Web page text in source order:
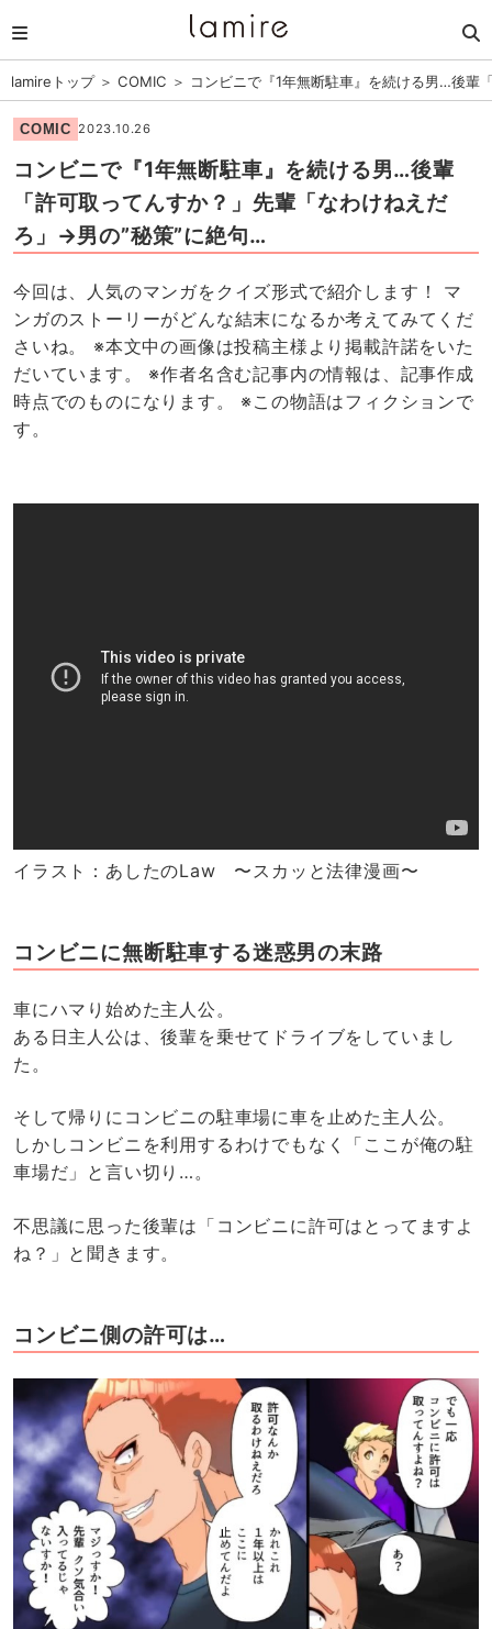
lamireトップ＞ COMIC ＞ コンビニで『1年無断駐車』を続ける男…後輩
COMIC 2023.10.26
コンビニで『1年無断駐車』を続ける男…後輩
「許可取ってんすか？」先輩「なわけねえだ
ろ」→男の”秘策”に絶句…
今回は、人気のマンガをクイズ形式で紹介します！ マ
ンガのストーリーがどんな結末になるか考えてみてくだ
さいね。 ※本文中の画像は投稿主様より掲載許諾をいた
だいています。 ※作者名含む記事内の情報は、記事作成
時点でのものになります。 ※この物語はフィクションで
す。
イラスト：あしたのLaw 〜スカッと法律漫画〜
コンビニに無断駐車する迷惑男の末路
車にハマり始めた主人公。
ある日主人公は、後輩を乗せてドライブをしていまし
た。
そして帰りにコンビニの駐車場に車を止めた主人公。
しかしコンビニを利用するわけでもなく「ここが俺の駐
車場だ」と言い切り…。
不思議に思った後輩は「コンビニに許可はとってますよ
ね？」と聞きます。
コンビニ側の許可は…